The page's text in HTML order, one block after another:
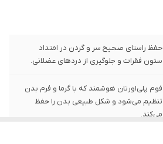
حفظ راستای صحیح سر و گردن در امتداد
ستون فقرات و جلوگیری از دردهای عضلانی.
فوم پلی‌اورتان هوشمند که با گرما و فرم بدن
تنظیم می‌شود و شکل طبیعی بدن را حفظ
می‌کند.